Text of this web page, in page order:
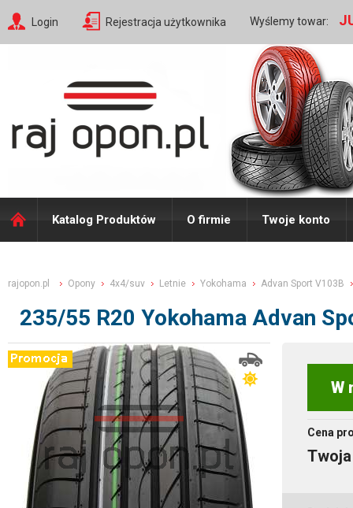
Login Rejestracja użytkownika Wyślemy towar:
Katalog Produktów O firmie Twoje konto
rajopon.pl Opony 4x4/suv Letnie Yokohama Advan Sport V103B
235/55 R20 Yokohama Advan
W
Cena